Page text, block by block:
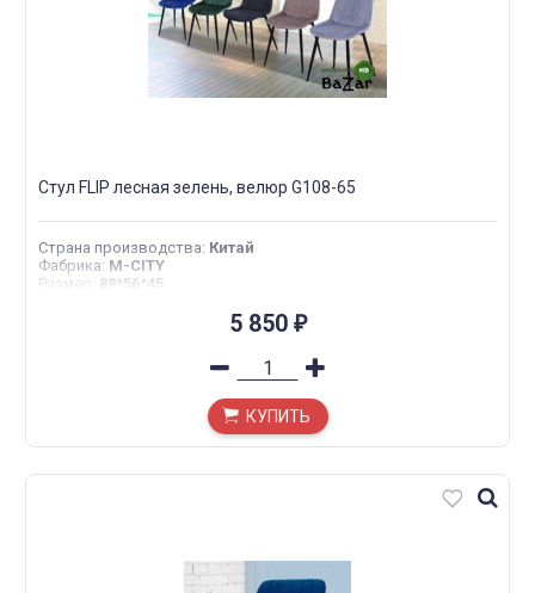
Стул FLIP лесная зелень, велюр G108-65
Страна производства: Китай
Фабрика: M-CITY
Размер : 88*56*45
5 850 ₽
КУПИТЬ